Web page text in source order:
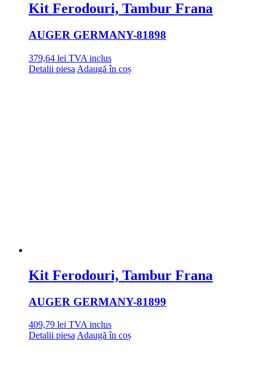
Kit Ferodouri, Tambur Frana
AUGER GERMANY-81898
379,64 lei TVA inclus
Detalii piesa Adaugă în coș
Kit Ferodouri, Tambur Frana
AUGER GERMANY-81899
409,79 lei TVA inclus
Detalii piesa Adaugă în coș